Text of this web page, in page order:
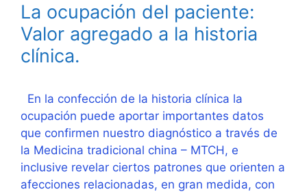
La ocupación del paciente:
Valor agregado a la historia
clínica.
En la confección de la historia clínica la
ocupación puede aportar importantes datos
que confirmen nuestro diagnóstico a través de
la Medicina tradicional china – MTCH, e
inclusive revelar ciertos patrones que orienten a
afecciones relacionadas, en gran medida, con